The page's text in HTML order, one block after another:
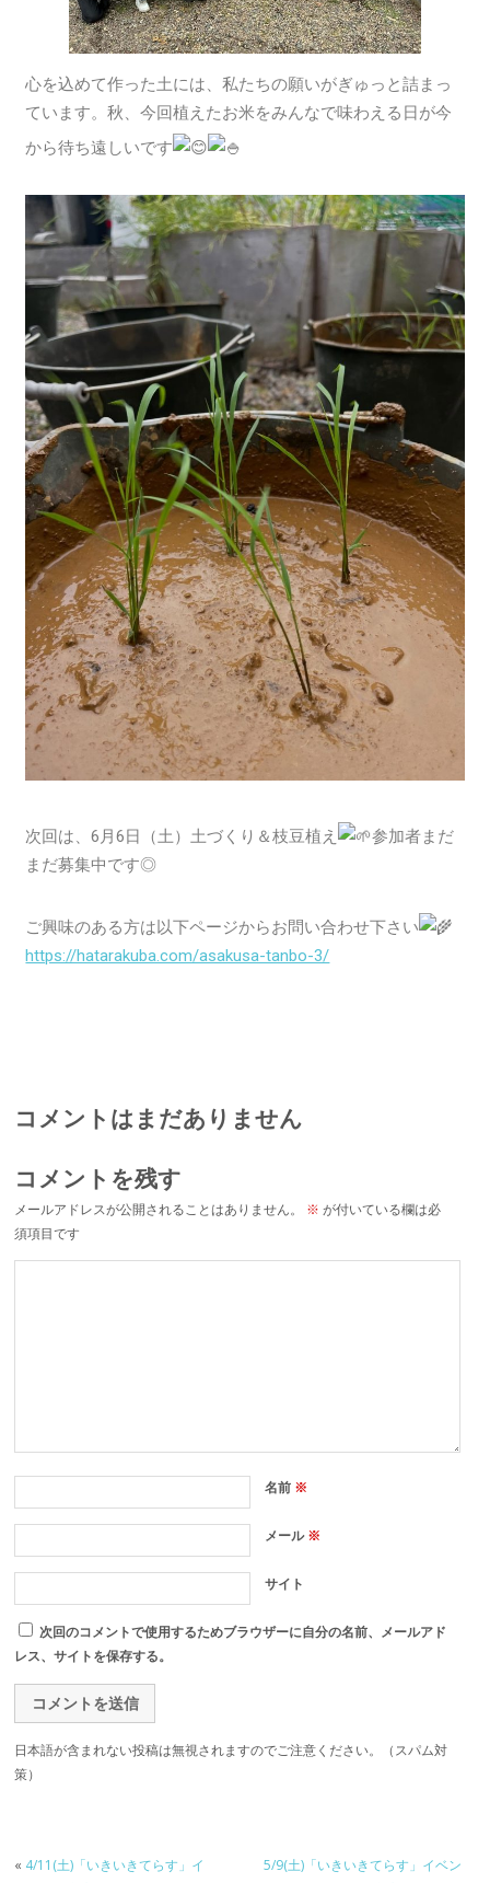
心を込めて作った土には、私たちの願いがぎゅっと詰まっ
ています。秋、今回植えたお米をみんなで味わえる日が今
から待ち遠しいです
次回は、6月6日（土）土づくり＆枝豆植え
参加者まだ
まだ募集中です◎
ご興味のある方は以下ページからお問い合わせ下さい
https://hatarakuba.com/asakusa-tanbo-3/
コメントはまだありません
コメントを残す
メールアドレスが公開されることはありません。 ※ が付いている欄は必
須項目です
名前 ※
メール※
サイト
次回のコメントで使用するためブラウザーに自分の名前、メールアド
レス、サイトを保存する。
日本語が含まれない投稿は無視されますのでご注意ください。（スパム対
策）
« 4/11(土)「いきいきてらす」イ
5/9(土)「いきいきてらす」イベン